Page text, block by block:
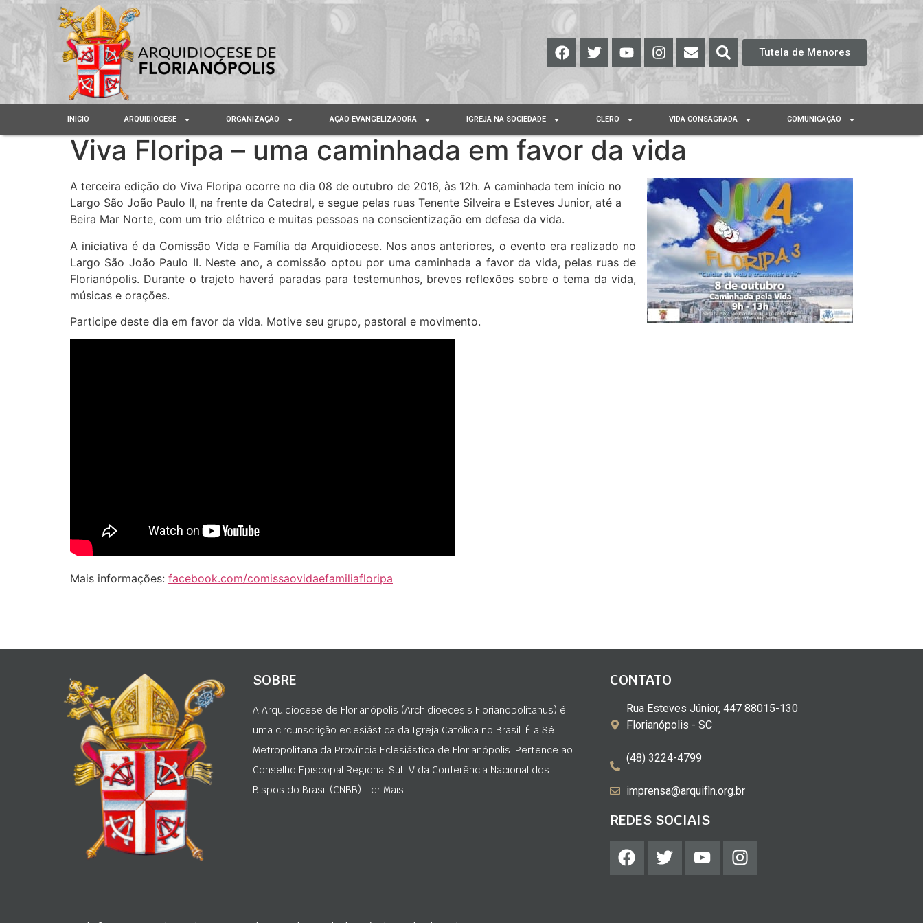
Tutela de Menores
INÍCIO ARQUIDIOCESE ORGANIZAÇÃO AÇÃO EVANGELIZADORA IGREJA NA SOCIEDADE CLERO VIDA CONSAGRADA COMUNICAÇÃO
Viva Floripa – uma caminhada em favor da vida
A terceira edição do Viva Floripa ocorre no dia 08 de outubro de 2016, às 12h. A caminhada tem início no
Largo São João Paulo II, na frente da Catedral, e segue pelas ruas Tenente Silveira e Esteves Junior, até a
Beira Mar Norte, com um trio elétrico e muitas pessoas na conscientização em defesa da vida.
A iniciativa é da Comissão Vida e Família da Arquidiocese. Nos anos anteriores, o evento era realizado no
Largo São João Paulo II. Neste ano, a comissão optou por uma caminhada a favor da vida, pelas ruas de
Florianópolis. Durante o trajeto haverá paradas para testemunhos, breves reflexões sobre o tema da vida,
músicas e orações.
Participe deste dia em favor da vida. Motive seu grupo, pastoral e movimento.
Mais informações: facebook.com/comissaovidaefamiliafloripa
SOBRE
A Arquidiocese de Florianópolis (Archidioecesis Florianopolitanus) é
uma circunscrição eclesiástica da Igreja Católica no Brasil. É a Sé
Metropolitana da Província Eclesiástica de Florianópolis. Pertence ao
Conselho Episcopal Regional Sul IV da Conferência Nacional dos
Bispos do Brasil (CNBB). Ler Mais
CONTATO
Rua Esteves Júnior, 447 88015-130
Florianópolis - SC
(48) 3224-4799
imprensa@arquifln.org.br
REDES SOCIAIS